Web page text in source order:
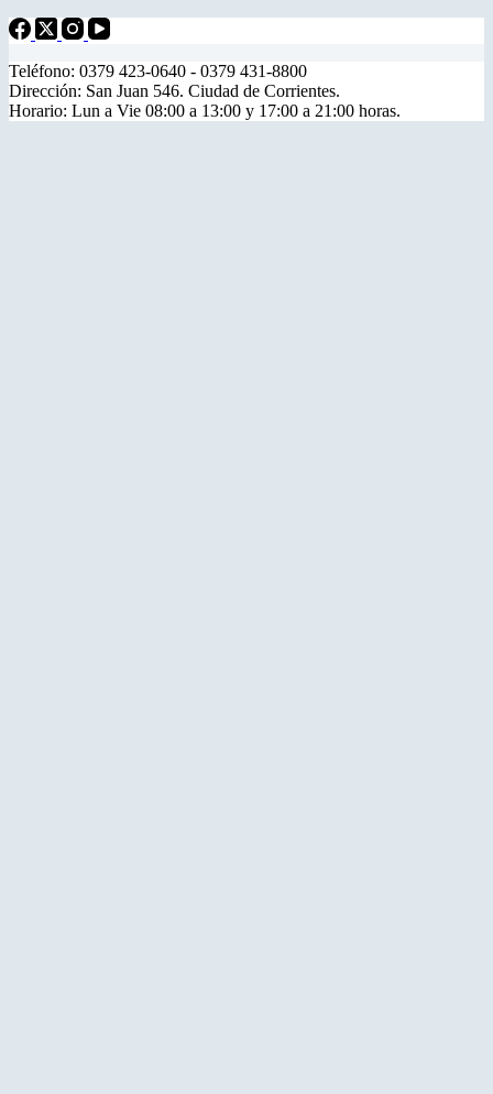
Teléfono: 0379 423-0640 - 0379 431-8800
Dirección: San Juan 546. Ciudad de Corrientes.
Horario: Lun a Vie 08:00 a 13:00 y 17:00 a 21:00 horas.